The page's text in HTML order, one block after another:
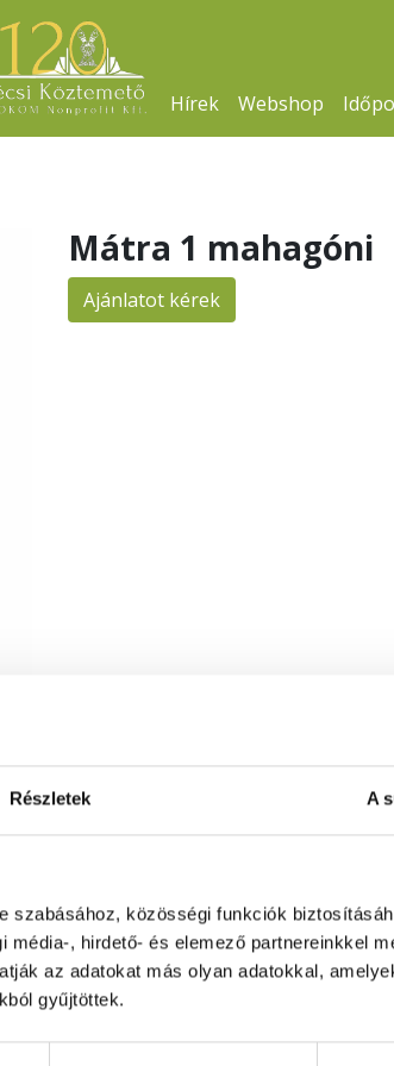
Részletek A
szabásához, közösségi funkciók
, hirdető- és elemező partnereinkkel
az adatokat más olyan adatokkal,
gyűjtöttek.
Hírek Webshop
Mátra 1 mahagóni
Ajánlatot kérek
Figyelem! Módosul